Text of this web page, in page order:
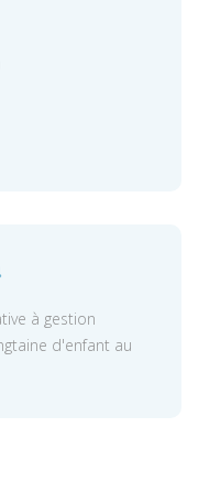
à gestion
d'enfant au